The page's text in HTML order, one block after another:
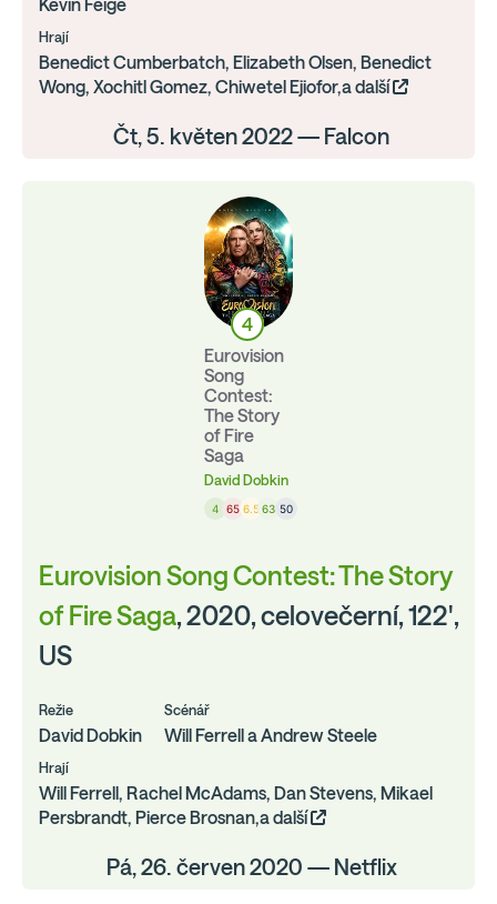
Kevin Feige
Hrají
Benedict Cumberbatch, Elizabeth Olsen, Benedict
Wong, Xochitl Gomez, Chiwetel Ejiofor,a další
Čt, 5. květen 2022 — Falcon
4
Eurovision
Song
Contest:
The Story
of Fire
Saga
David Dobkin
4 65 6.5 63 50
Eurovision Song Contest: The Story
of Fire Saga, 2020, celovečerní, 122',
US
Režie
David Dobkin
Scénář
Will Ferrell a Andrew Steele
Hrají
Will Ferrell, Rachel McAdams, Dan Stevens, Mikael
Persbrandt, Pierce Brosnan,a další
Pá, 26. červen 2020 — Netflix